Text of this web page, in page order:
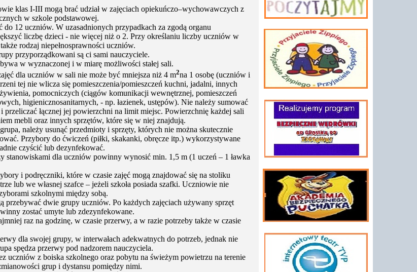
klas I-III mogą brać udział w zajęciach opiekuńczo–wychowawczych z
w szkole podstawowej.
do 12 uczniów. W uzasadnionych przypadkach za zgodą organu
liczbę dzieci - nie więcej niż o 2. Przy określaniu liczby uczniów w
rodzaj niepełnosprawności uczniów.
przyporządkowani są ci sami nauczyciele.
w wyznaczonej i w miarę możliwości stałej sali.
dla uczniów w sali nie może być mniejsza niż 4 m2na 1 osobę (uczniów i
tej nie wlicza się pomieszczenia/pomieszczeń kuchni, jadalni, innych
pomocniczych (ciągów komunikacji wewnętrznej, pomieszczeń
higienicznosanitarnych, - np. łazienek, ustępów). Nie należy sumować
przeliczać łącznej jej powierzchni na limit miejsc. Powierzchnię każdej sali
mebli oraz innych sprzętów, które się w niej znajdują.
należy usunąć przedmioty i sprzęty, których nie można skutecznie
Przybory do ćwiczeń (piłki, skakanki, obręcze itp.) wykorzystywane
czyścić lub dezynfekować.
stanowiskami dla uczniów powinny wynosić min. 1,5 m (1 uczeń – 1 ławka
i podręczniki, które w czasie zajęć mogą znajdować się na stoliku
lub we własnej szafce – jeżeli szkoła posiada szafki. Uczniowie nie
szkolnymi między sobą.
przebywać dwie grupy uczniów. Po każdych zajęciach używany sprzęt
zostać umyte lub zdezynfekowane.
raz na godzinę, w czasie przerwy, a w razie potrzeby także w czasie
dla swojej grupy, w interwałach adekwatnych do potrzeb, jednak nie
spędza przerwy pod nadzorem nauczyciela.
uczniów z boiska szkolnego oraz pobytu na świeżym powietrzu na terenie
grup i dystansu pomiędzy nimi.